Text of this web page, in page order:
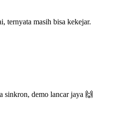
ternyata masih bisa kekejar.
demo lancar jaya 🙌